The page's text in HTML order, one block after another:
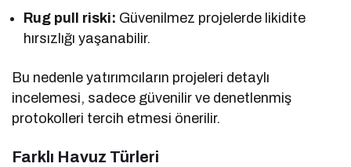
Rug pull riski: Güvenilmez projelerde likidite
hırsızlığı yaşanabilir.
Bu nedenle yatırımcıların projeleri detaylı
incelemesi, sadece güvenilir ve denetlenmiş
protokolleri tercih etmesi önerilir.
Farklı Havuz Türleri